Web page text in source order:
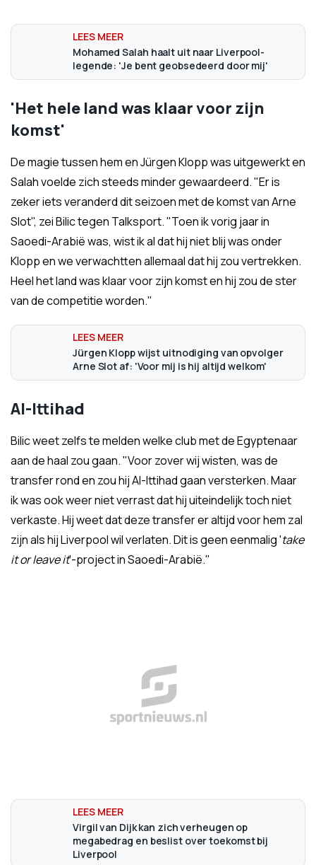
Mohamed Salah haalt uit naar Liverpool-
legende: 'Je bent geobsedeerd door mij'
'Het hele land was klaar voor zijn
komst'
De magie tussen hem en Jürgen Klopp was uitgewerkt en
Salah voelde zich steeds minder gewaardeerd. "Er is
zeker iets veranderd dit seizoen met de komst van Arne
Slot", zei Bilic tegen Talksport. "Toen ik vorig jaar in
Saoedi-Arabië was, wist ik al dat hij niet blij was onder
Klopp en we verwachtten allemaal dat hij zou vertrekken.
Heel het land was klaar voor zijn komst en hij zou de ster
van de competitie worden."
Jürgen Klopp wijst uitnodiging van opvolger
Arne Slot af: 'Voor mij is hij altijd welkom'
Al-Ittihad
Bilic weet zelfs te melden welke club met de Egyptenaar
aan de haal zou gaan. "Voor zover wij wisten, was de
transfer rond en zou hij Al-Ittihad gaan versterken. Maar
ik was ook weer niet verrast dat hij uiteindelijk toch niet
verkaste. Hij weet dat deze transfer er altijd voor hem zal
zijn als hij Liverpool wil verlaten. Dit is geen eenmalig 'take
it or leave it'-project in Saoedi-Arabië."
Virgil van Dijk kan zich verheugen op
megabedrag en beslist over toekomst bij
Liverpool